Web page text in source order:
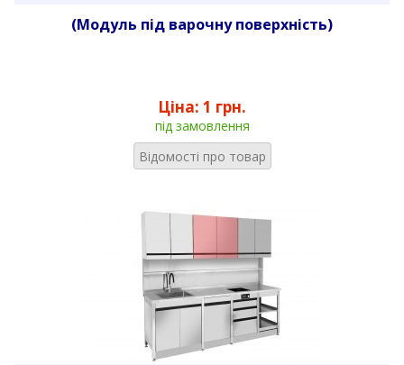
(Модуль під варочну поверхність)
Ціна: 1 грн.
під замовлення
Відомості про товар